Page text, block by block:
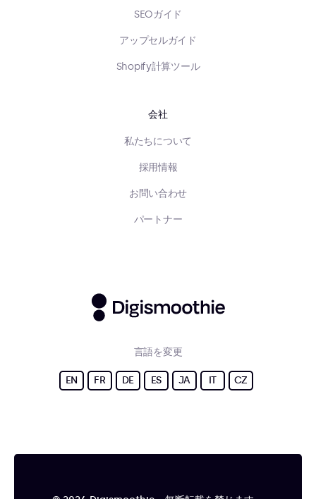
SEOガイド
アップセルガイド
Shopify計算ツール
会社
私たちについて
採用情報
お問い合わせ
パートナー
言語を変更
EN FR DE ES JA IT CZ